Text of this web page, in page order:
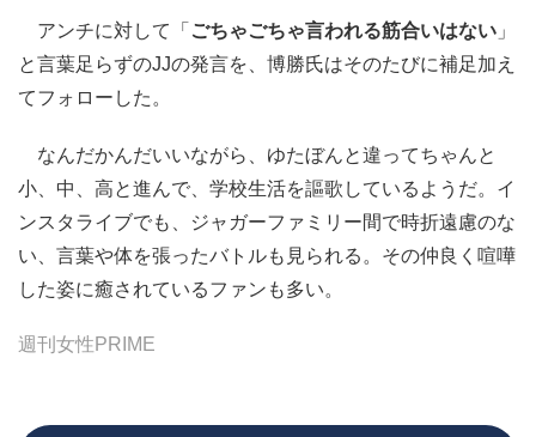
アンチに対して「 ごちゃごちゃ言われる筋合いはない 」
と言葉足らずのJJの発言を、博勝氏はそのたびに補足加え
てフォローした。
なんだかんだいいながら、ゆたぼんと違ってちゃんと
小、中、高と進んで、学校生活を謳歌しているようだ。イ
ンスタライブでも、ジャガーファミリー間で時折遠慮のな
い、言葉や体を張ったバトルも見られる。その仲良く喧嘩
した姿に癒されているファンも多い。
週刊女性PRIME